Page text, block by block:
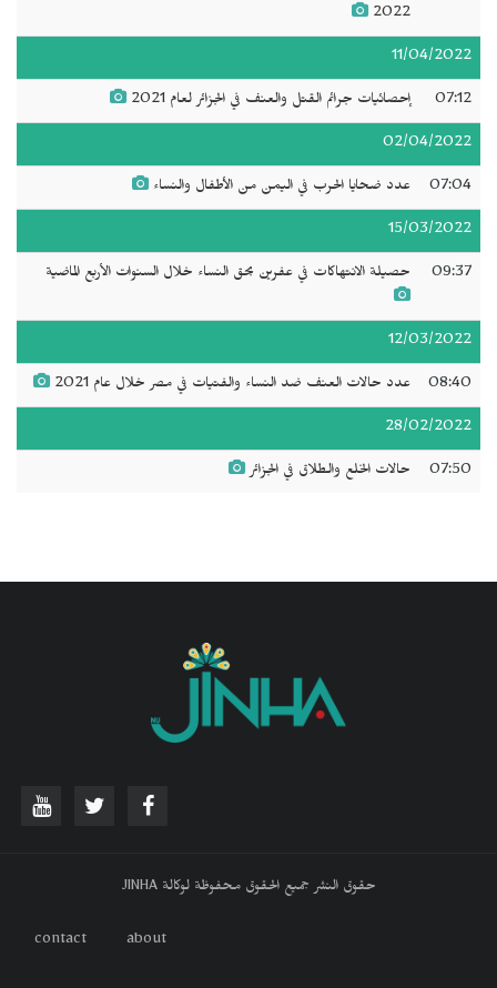
2022
11/04/2022
07:12 إحصائيات جرائم القتل والعنف في الجزائر لعام 2021
02/04/2022
07:04 عدد ضحايا الحرب في اليمن من الأطفال والنساء
15/03/2022
09:37 حصيلة الانتهاكات في عفرين بحق النساء خلال السنوات الأربع الماضية
12/03/2022
08:40 عدد حالات العنف ضد النساء والفتيات في مصر خلال عام 2021
28/02/2022
07:50 حالات الخلع والطلاق في الجزائر
حقوق النشر جميع الحقوق محفوظة لوكالة JINHA
about
contact